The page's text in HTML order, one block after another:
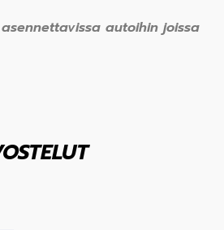
autoihin joissa